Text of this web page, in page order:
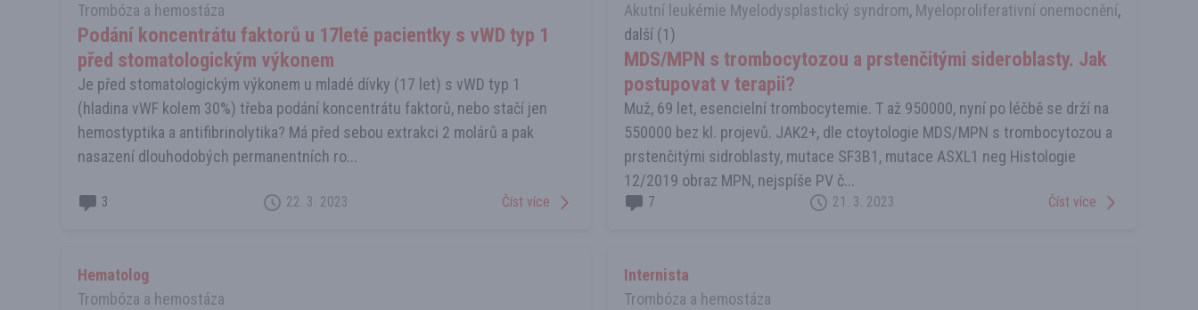
Trombóza a hemostáza
Podání koncentrátu faktorů u 17leté pacientky s vWD typ 1
před stomatologickým výkonem
Je před stomatologickým výkonem u mladé dívky (17 let) s vWD typ 1
(hladina vWF kolem 30%) třeba podání koncentrátu faktorů, nebo stačí jen
hemostyptika a antifibrinolytika? Má před sebou extrakci 2 molárů a pak
nasazení dlouhodobých permanentních ro...
3 22. 3. 2023 Číst více
Akutní leukémie Myelodysplastický syndrom, Myeloproliferativní onemocnění,
další (1)
MDS/MPN s trombocytozou a prstenčitými sideroblasty. Jak
postupovat v terapii?
Muž, 69 let, esencielní trombocytemie. T až 950000, nyní po léčbě se drží na
550000 bez kl. projevů. JAK2+, dle ctoytologie MDS/MPN s trombocytozou a
prstenčitými sidroblasty, mutace SF3B1, mutace ASXL1 neg Histologie
12/2019 obraz MPN, nejspíše PV č...
7 21. 3. 2023 Číst více
Hematolog
Trombóza a hemostáza
Internista
Trombóza a hemostáza